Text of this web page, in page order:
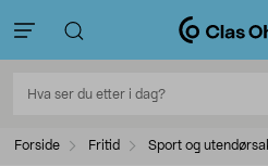
Forside Fritid Sport og